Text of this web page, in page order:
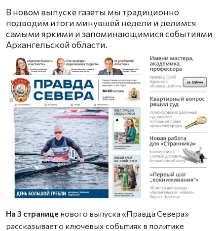
В новом выпуске газеты мы традиционно
подводим итоги минувшей недели и делимся
самыми яркими и запоминающимися событиями
Архангельской области.
На 3 странице нового выпуска «Правда Севера»
рассказывает о ключевых событиях в политике